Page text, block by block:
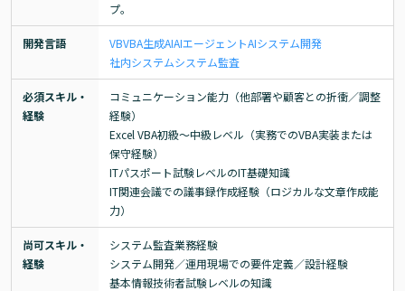
プ。
開発言語 VBVBA生成AIAIエージェントAIシステム開発
社内システムシステム監査
必須スキル・
経験
コミュニケーション能力（他部署や顧客との折衝／調整
経験）
Excel VBA初級～中級レベル（実務でのVBA実装または
保守経験）
ITパスポート試験レベルのIT基礎知識
IT関連会議での議事録作成経験（ロジカルな文章作成能
力）
尚可スキル・
経験
システム監査業務経験
システム開発／運用現場での要件定義／設計経験
基本情報技術者試験レベルの知識